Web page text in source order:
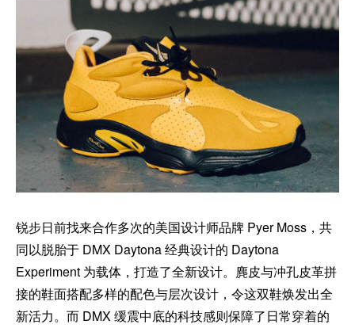
锐步日前找来合作多次的美国设计师品牌 Pyer Moss，共
同以脱胎于 DMX Daytona 经典设计的 Daytona
Experiment 为载体，打造了全新设计。麂皮与冲孔皮革拼
接的鞋面搭配多样的配色与层次设计，令这双鞋焕发出全
新活力。而 DMX 缓震中底的科技感则保障了日常穿着的